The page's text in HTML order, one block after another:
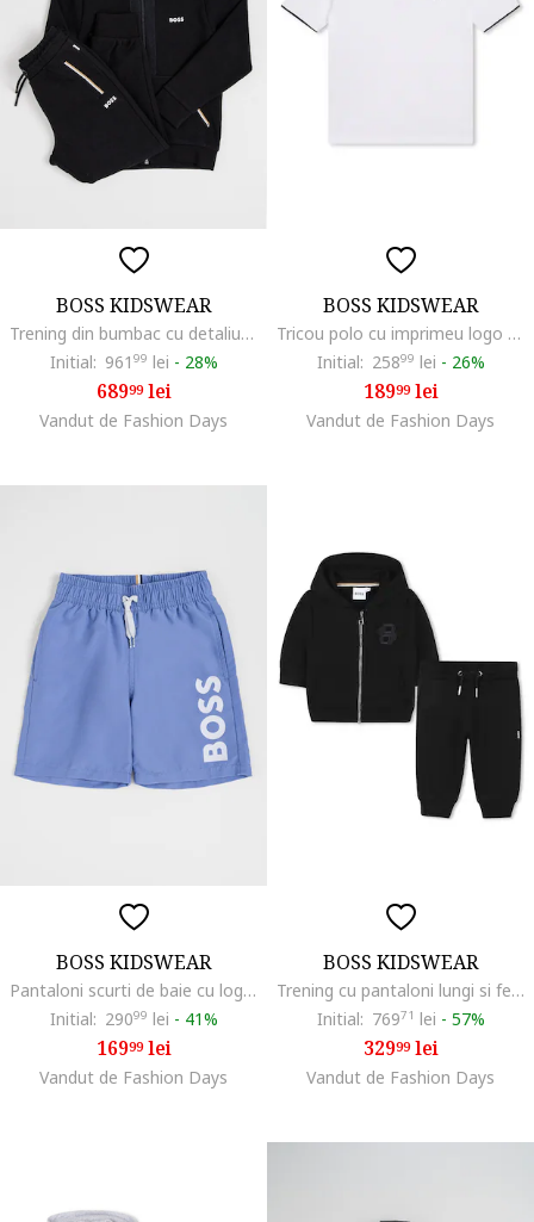
BOSS KIDSWEAR
Trening din bumbac cu detaliu cu logo, Negru
Initial: 961 99 lei - 28%
68999lei
Vandut de Fashion Days
BOSS KIDSWEAR
Tricou polo cu imprimeu logo discret, Alb
Initial: 25899 lei - 26%
18999lei
Vandut de Fashion Days
BOSS KIDSWEAR
Pantaloni scurti de baie cu logo, Albastru azur
Initial: 29099 lei - 41%
16999lei
Vandut de Fashion Days
BOSS KIDSWEAR
Trening cu pantaloni lungi si fermoar, Negru
Initial: 76971 lei - 57%
32999lei
Vandut de Fashion Days